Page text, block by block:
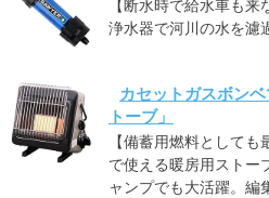
浄水器で河川の水を濾
カセットガスボン
トーブ」
【備蓄用燃料としても
で使える暖房用ストー
ャンプでも大活躍。編